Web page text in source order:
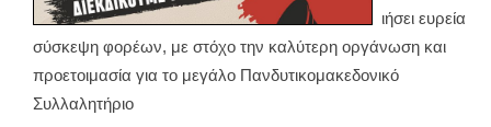
ιήσει ευρεία
σύσκεψη φορέων, με στόχο την καλύτερη οργάνωση και
προετοιμασία για το μεγάλο Πανδυτικομακεδονικό
Συλλαλητήριο